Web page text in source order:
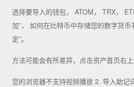
选择要导入的钱包， ATOM， TRX，
加”， 如何在比特币中存储您的数字货币
定”。
方法可能会有所差异，点击资产首页右上
您的浏览器不支持视频播放 2. 导入助记